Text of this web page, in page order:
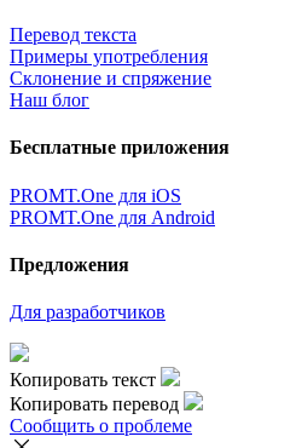
Перевод текста
Примеры употребления
Склонение и спряжение
Наш блог
Бесплатные приложения
PROMT.One для iOS
PROMT.One для Android
Предложения
Для разработчиков
Копировать текст
Копировать перевод
Сообщить о проблеме